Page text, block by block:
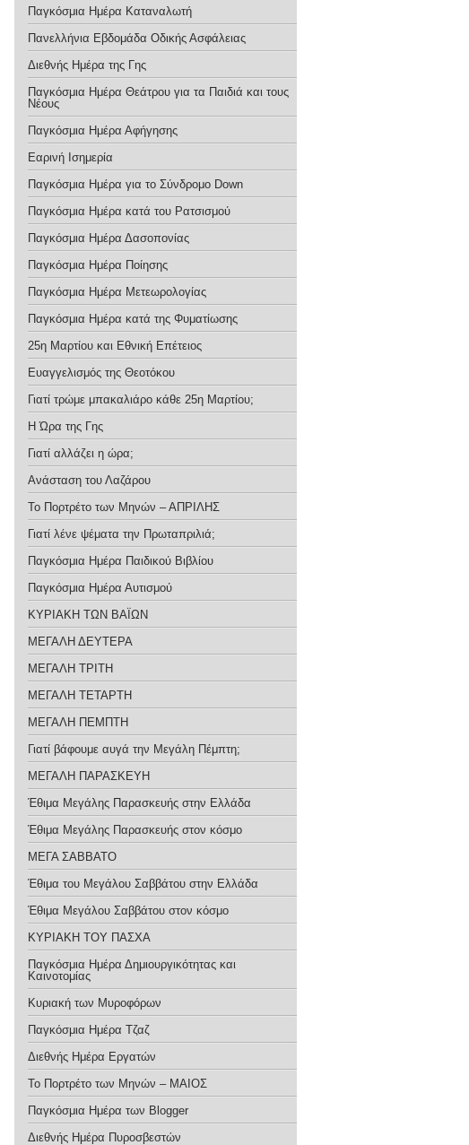
Παγκόσμια Ημέρα Καταναλωτή
Πανελλήνια Εβδομάδα Οδικής Ασφάλειας
Διεθνής Ημέρα της Γης
Παγκόσμια Ημέρα Θεάτρου για τα Παιδιά και τους
Νέους
Παγκόσμια Ημέρα Αφήγησης
Εαρινή Ισημερία
Παγκόσμια Ημέρα για το Σύνδρομο Down
Παγκόσμια Ημέρα κατά του Ρατσισμού
Παγκόσμια Ημέρα Δασοπονίας
Παγκόσμια Ημέρα Ποίησης
Παγκόσμια Ημέρα Μετεωρολογίας
Παγκόσμια Ημέρα κατά της Φυματίωσης
25η Μαρτίου και Εθνική Επέτειος
Ευαγγελισμός της Θεοτόκου
Γιατί τρώμε μπακαλιάρο κάθε 25η Μαρτίου;
Η Ώρα της Γης
Γιατί αλλάζει η ώρα;
Ανάσταση του Λαζάρου
Το Πορτρέτο των Μηνών – ΑΠΡΙΛΗΣ
Γιατί λένε ψέματα την Πρωταπριλιά;
Παγκόσμια Ημέρα Παιδικού Βιβλίου
Παγκόσμια Ημέρα Αυτισμού
ΚΥΡΙΑΚΗ ΤΩΝ ΒΑΪΩΝ
ΜΕΓΑΛΗ ΔΕΥΤΕΡΑ
ΜΕΓΑΛΗ ΤΡΙΤΗ
ΜΕΓΑΛΗ ΤΕΤΑΡΤΗ
ΜΕΓΑΛΗ ΠΕΜΠΤΗ
Γιατί βάφουμε αυγά την Μεγάλη Πέμπτη;
ΜΕΓΑΛΗ ΠΑΡΑΣΚΕΥΗ
Έθιμα Μεγάλης Παρασκευής στην Ελλάδα
Έθιμα Μεγάλης Παρασκευής στον κόσμο
ΜΕΓΑ ΣΑΒΒΑΤΟ
Έθιμα του Μεγάλου Σαββάτου στην Ελλάδα
Έθιμα Μεγάλου Σαββάτου στον κόσμο
ΚΥΡΙΑΚΗ ΤΟΥ ΠΑΣΧΑ
Παγκόσμια Ημέρα Δημιουργικότητας και
Καινοτομίας
Κυριακή των Μυροφόρων
Παγκόσμια Ημέρα Τζαζ
Διεθνής Ημέρα Εργατών
Το Πορτρέτο των Μηνών – ΜΑΙΟΣ
Παγκόσμια Ημέρα των Blogger
Διεθνής Ημέρα Πυροσβεστών